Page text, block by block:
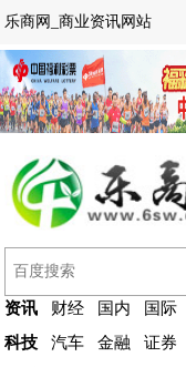
乐商网_商业资讯网站
资讯 财经 国内 国际
科技
汽车 金融 证券